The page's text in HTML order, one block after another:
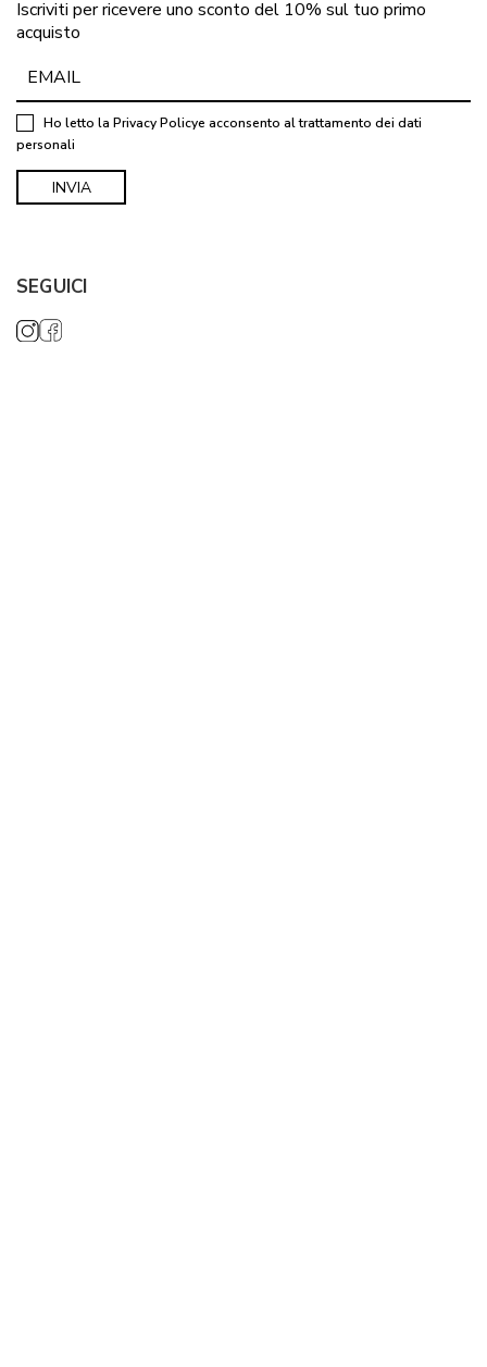
Iscriviti per ricevere uno sconto del 10% sul tuo primo
acquisto
Ho letto la Privacy Policye acconsento al trattamento dei dati
personali
SEGUICI